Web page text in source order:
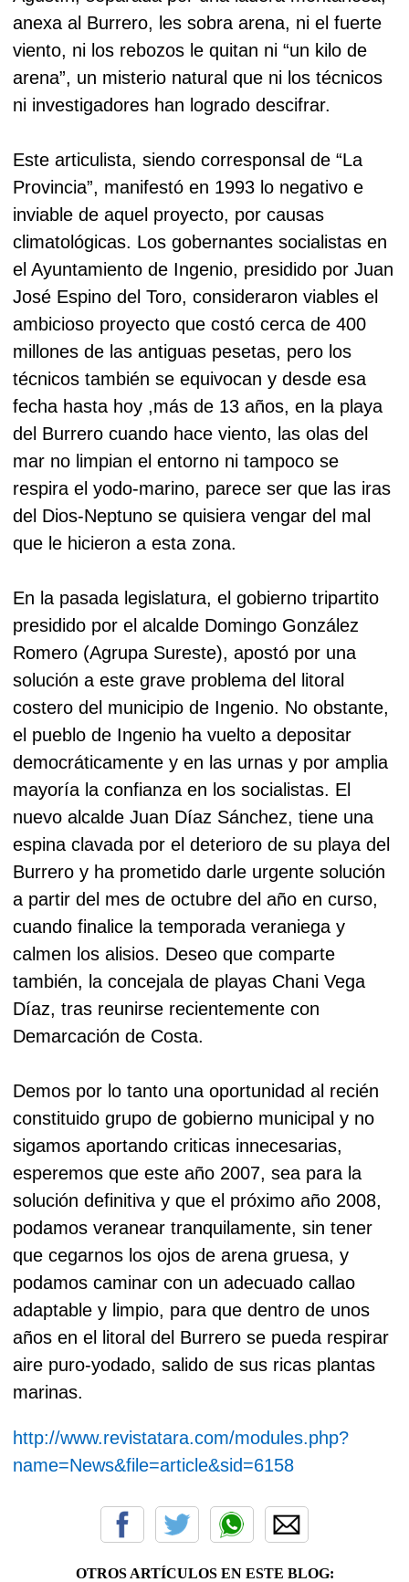
anexa al Burrero, les sobra arena, ni el fuerte
viento, ni los rebozos le quitan ni “un kilo de
arena”, un misterio natural que ni los técnicos
ni investigadores han logrado descifrar.
Este articulista, siendo corresponsal de “La
Provincia”, manifestó en 1993 lo negativo e
inviable de aquel proyecto, por causas
climatológicas. Los gobernantes socialistas en
el Ayuntamiento de Ingenio, presidido por Juan
José Espino del Toro, consideraron viables el
ambicioso proyecto que costó cerca de 400
millones de las antiguas pesetas, pero los
técnicos también se equivocan y desde esa
fecha hasta hoy ,más de 13 años, en la playa
del Burrero cuando hace viento, las olas del
mar no limpian el entorno ni tampoco se
respira el yodo-marino, parece ser que las iras
del Dios-Neptuno se quisiera vengar del mal
que le hicieron a esta zona.
En la pasada legislatura, el gobierno tripartito
presidido por el alcalde Domingo González
Romero (Agrupa Sureste), apostó por una
solución a este grave problema del litoral
costero del municipio de Ingenio. No obstante,
el pueblo de Ingenio ha vuelto a depositar
democráticamente y en las urnas y por amplia
mayoría la confianza en los socialistas. El
nuevo alcalde Juan Díaz Sánchez, tiene una
espina clavada por el deterioro de su playa del
Burrero y ha prometido darle urgente solución
a partir del mes de octubre del año en curso,
cuando finalice la temporada veraniega y
calmen los alisios. Deseo que comparte
también, la concejala de playas Chani Vega
Díaz, tras reunirse recientemente con
Demarcación de Costa.
Demos por lo tanto una oportunidad al recién
constituido grupo de gobierno municipal y no
sigamos aportando criticas innecesarias,
esperemos que este año 2007, sea para la
solución definitiva y que el próximo año 2008,
podamos veranear tranquilamente, sin tener
que cegarnos los ojos de arena gruesa, y
podamos caminar con un adecuado callao
adaptable y limpio, para que dentro de unos
años en el litoral del Burrero se pueda respirar
aire puro-yodado, salido de sus ricas plantas
marinas.
http://www.revistatara.com/modules.php?
name=News&file=article&sid=6158
OTROS ARTÍCULOS EN ESTE BLOG: